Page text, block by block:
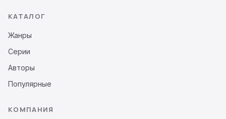
КАТАЛОГ
Жанры
Серии
Авторы
Популярные
КОМПАНИЯ